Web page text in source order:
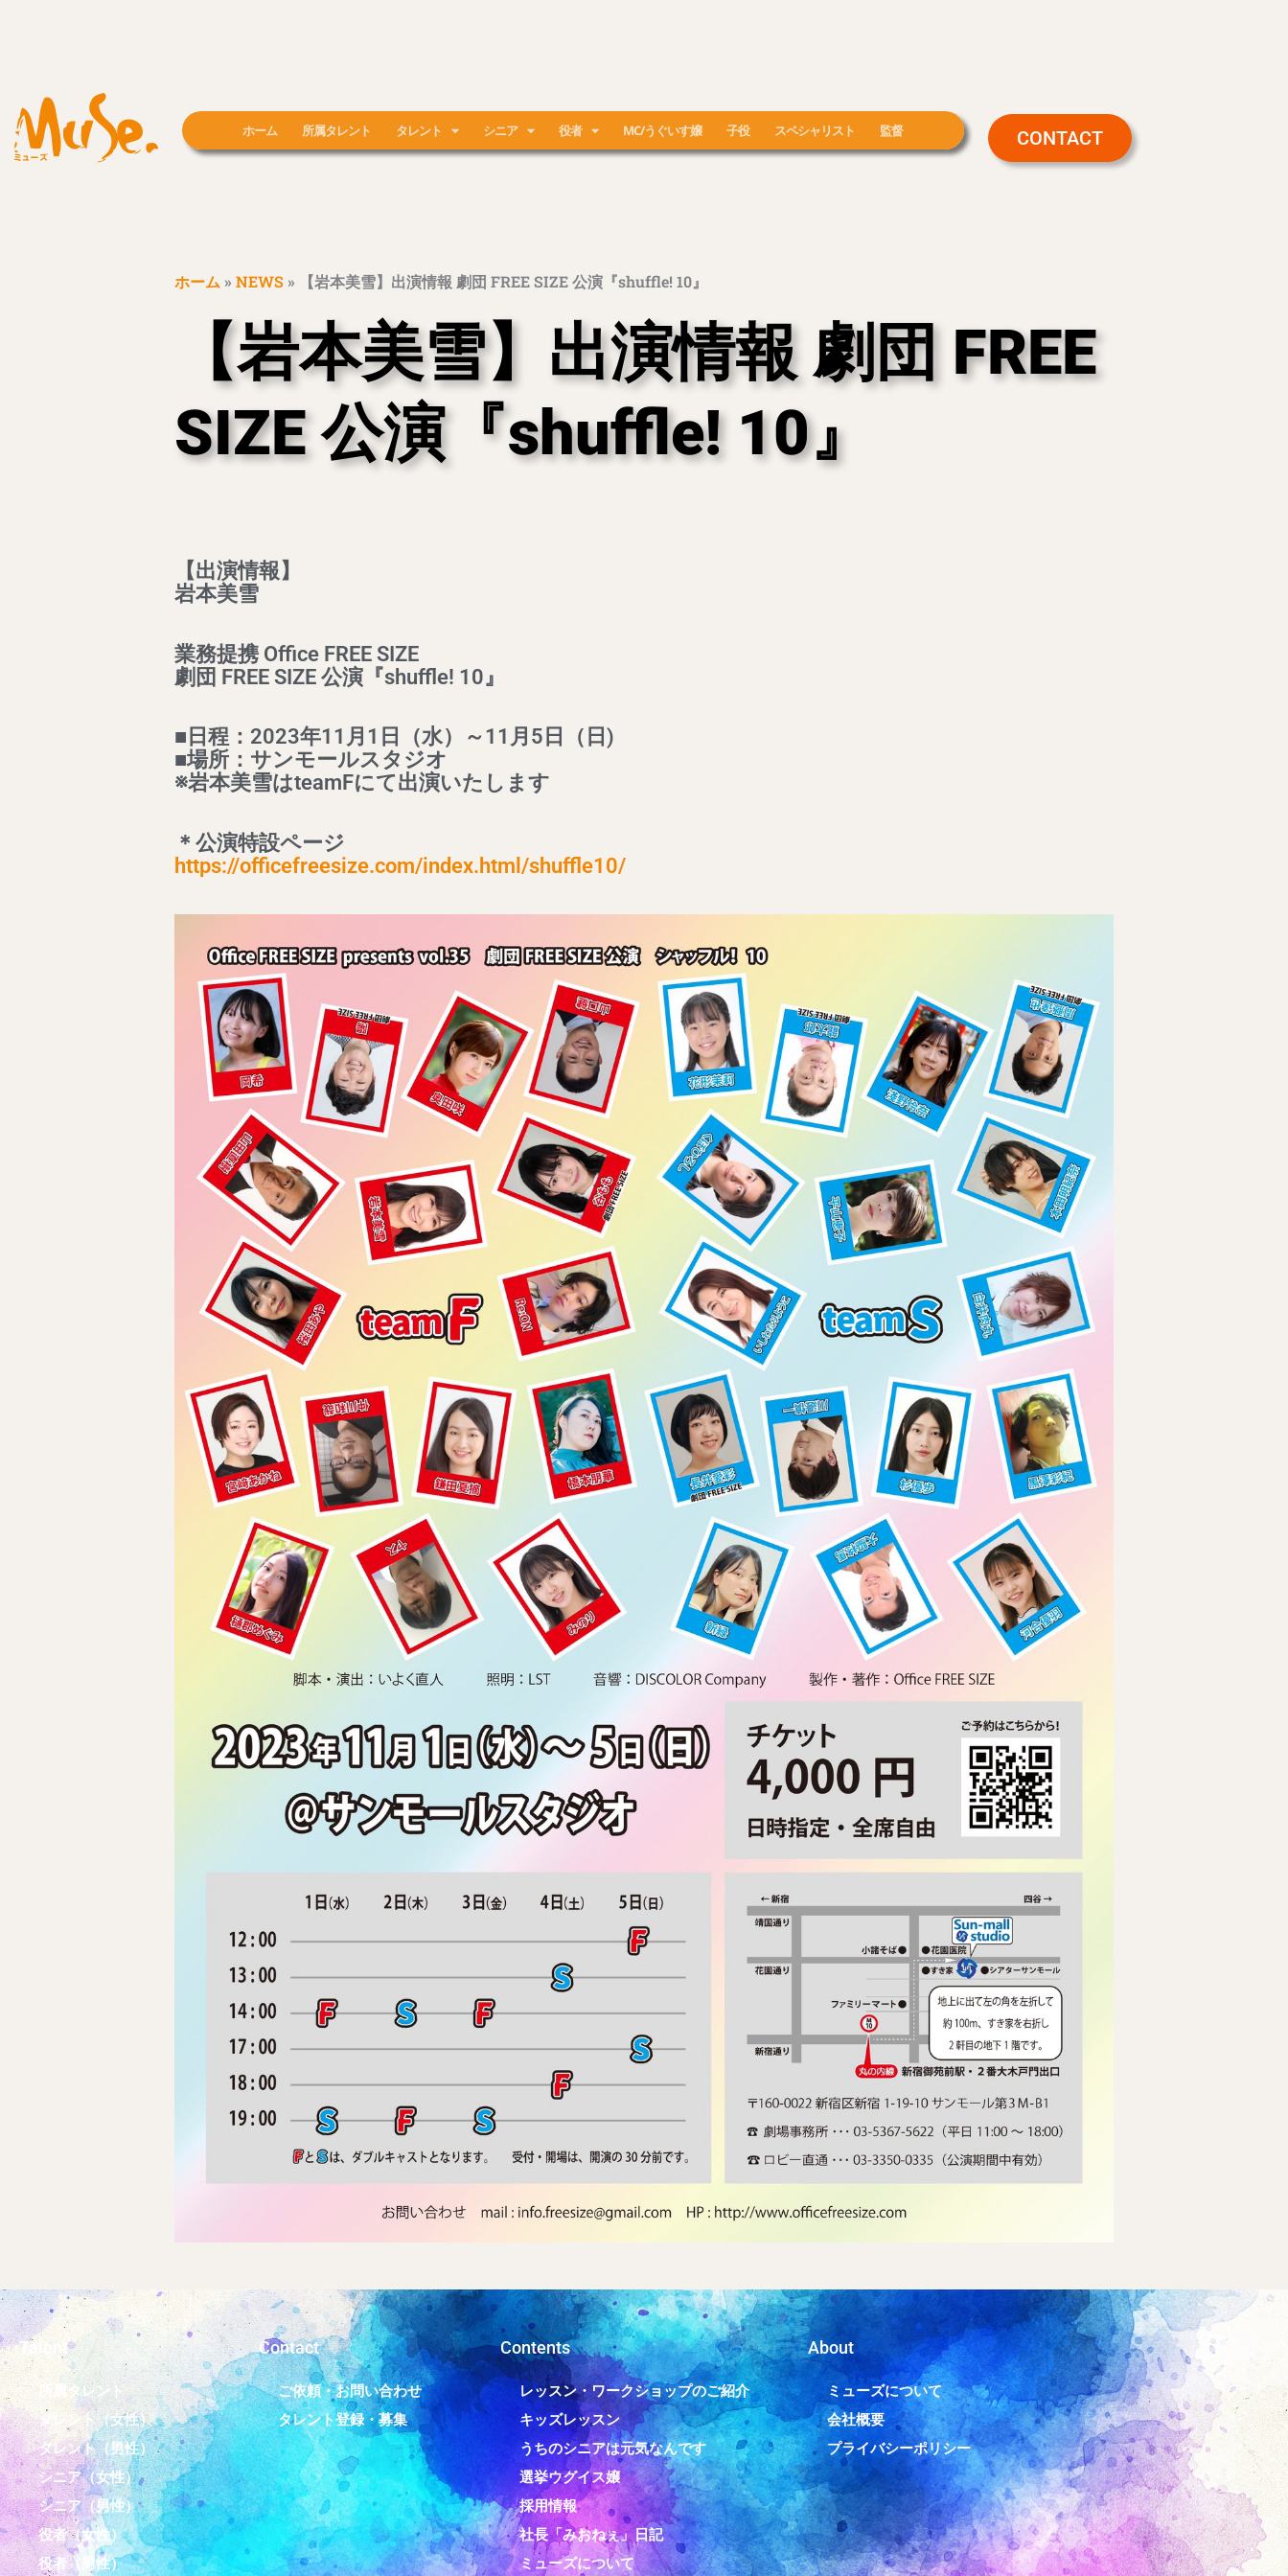
ホーム 所属タレント タレント シニア 役者 MC/うぐいす嬢 子役 スペシャリスト 監督 CONTACT
ホーム » NEWS » 【岩本美雪】出演情報 劇団 FREE SIZE 公演『shuffle! 10』
【岩本美雪】出演情報 劇団 FREE
SIZE 公演『shuffle! 10』
【出演情報】
岩本美雪
業務提携 Office FREE SIZE
劇団 FREE SIZE 公演『shuffle! 10』
■日程：2023年11月1日（水）～11月5日（日)
■場所：サンモールスタジオ
※岩本美雪はteamFにて出演いたします
＊公演特設ページ
https://officefreesize.com/index.html/shuffle10/
Talent
所属タレント
タレント（女性）
タレント（男性）
シニア（女性）
シニア（男性）
役者（女性）
役者（男性）
Contact
ご依頼・お問い合わせ
タレント登録・募集
Contents
レッスン・ワークショップのご紹介
キッズレッスン
うちのシニアは元気なんです
選挙ウグイス嬢
採用情報
社長「みおねぇ」日記
ミューズについて
About
ミューズについて
会社概要
プライバシーポリシー